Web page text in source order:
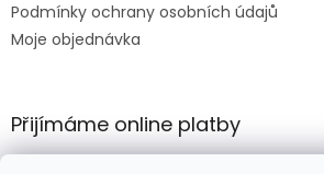
Podmínky ochrany osobních údajů
Moje objednávka
Přijímáme online platby